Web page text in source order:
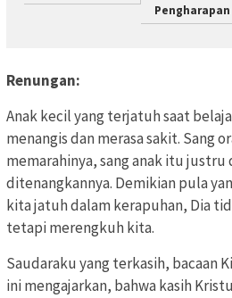
Pengharapan
Renungan:
Anak kecil yang terjatuh saat
menangis dan merasa sakit. Sang
memarahinya, sang anak itu
ditenangkannya. Demikian pula
kita jatuh dalam kerapuhan, Dia
tetapi merengkuh kita.
Saudaraku yang terkasih, bacaan
ini mengajarkan, bahwa kasih